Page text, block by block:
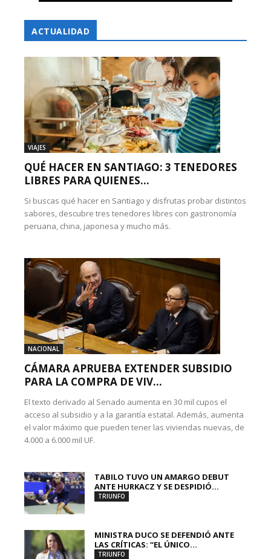
ACTUALIDAD
VIAJES
QUÉ HACER EN SANTIAGO: 3 TENEDORES
LIBRES PARA QUIENES...
Si buscas qué hacer en Santiago y disfrutas probar distintos
sabores, descubre tres tenedores libres con gastronomía
peruana, china, japonesa y mucho más.
NACIONAL
CÁMARA APRUEBA EXTENDER SUBSIDIO
PARA LA COMPRA DE VIV...
El texto derivado al Senado aumenta en 30 mil cupos el
acceso al subsidio y a la garantía estatal. Además, aumenta
el valor máximo que pueden tener las viviendas nuevas, de
4.000 a 6.000 mil UF.
TABILO TUVO UN AMARGO DEBUT
ANTE HURKACZ Y SE DESPIDIÓ...
TRIUNFO
MINISTRA DUCO SE DEFENDIÓ ANTE
LAS CRÍTICAS: “EL ÚNICO...
TRIUNFO